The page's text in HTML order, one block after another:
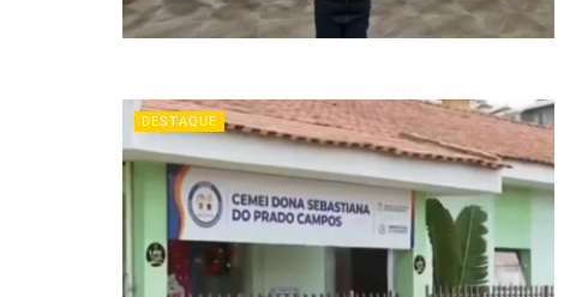
DESTAQUE